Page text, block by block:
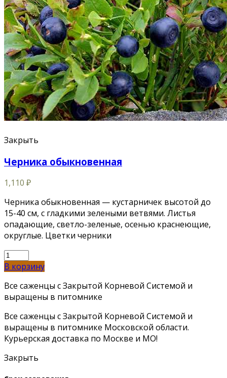
Закрыть
Черника обыкновенная
1,110 ₽
Черника обыкновенная — кустарничек высотой до
15-40 см, с гладкими зелеными ветвями. Листья
опадающие, светло-зеленые, осенью краснеющие,
округлые. Цветки черники
В корзину
Все саженцы с Закрытой Корневой Системой и
выращены в питомнике
Все саженцы с Закрытой Корневой Системой и
выращены в питомнике Московской области.
Курьерская доставка по Москве и МО!
Закрыть